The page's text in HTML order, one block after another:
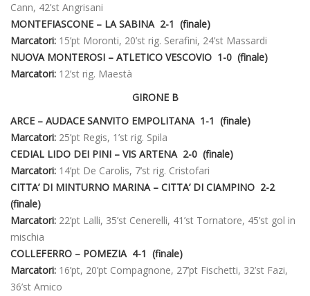
Cann, 42’st Angrisani
MONTEFIASCONE – LA SABINA 2-1 (finale)
Marcatori: 15’pt Moronti, 20’st rig. Serafini, 24’st Massardi
NUOVA MONTEROSI – ATLETICO VESCOVIO 1-0 (finale)
Marcatori: 12’st rig. Maestà
GIRONE B
ARCE – AUDACE SANVITO EMPOLITANA 1-1 (finale)
Marcatori: 25’pt Regis, 1’st rig. Spila
CEDIAL LIDO DEI PINI – VIS ARTENA 2-0 (finale)
Marcatori: 14’pt De Carolis, 7’st rig. Cristofari
CITTA’ DI MINTURNO MARINA – CITTA’ DI CIAMPINO 2-2
(finale)
Marcatori: 22’pt Lalli, 35’st Cenerelli, 41’st Tornatore, 45’st gol in
mischia
COLLEFERRO – POMEZIA 4-1 (finale)
Marcatori: 16’pt, 20’pt Compagnone, 27’pt Fischetti, 32’st Fazi,
36’st Amico